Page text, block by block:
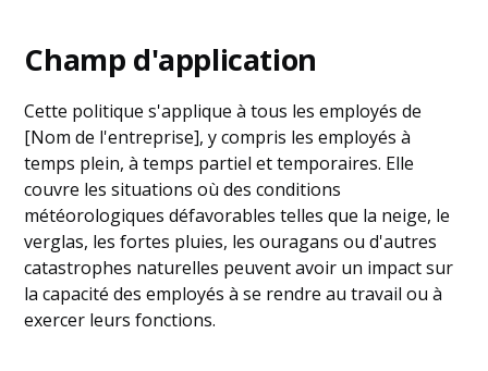
Champ d'application
Cette politique s'applique à tous les employés de
[Nom de l'entreprise], y compris les employés à
temps plein, à temps partiel et temporaires. Elle
couvre les situations où des conditions
météorologiques défavorables telles que la neige, le
verglas, les fortes pluies, les ouragans ou d'autres
catastrophes naturelles peuvent avoir un impact sur
la capacité des employés à se rendre au travail ou à
exercer leurs fonctions.